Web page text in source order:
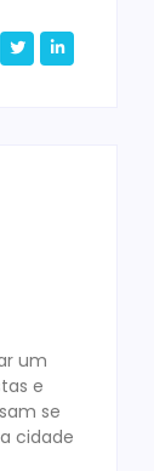
um
e
se
cidade